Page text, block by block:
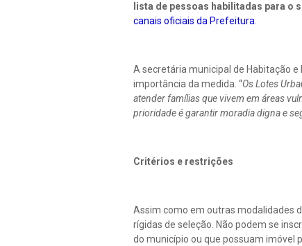
lista de pessoas habilitadas para o
canais oficiais da Prefeitura
A secretária municipal de Habitação e
importância da medida. “Os Lotes
atender famílias que vivem em áreas
prioridade é garantir moradia digna e
Critérios e restrições
Assim como em outras modalidades
rígidas de seleção. Não podem se
do município ou que possuam imóvel